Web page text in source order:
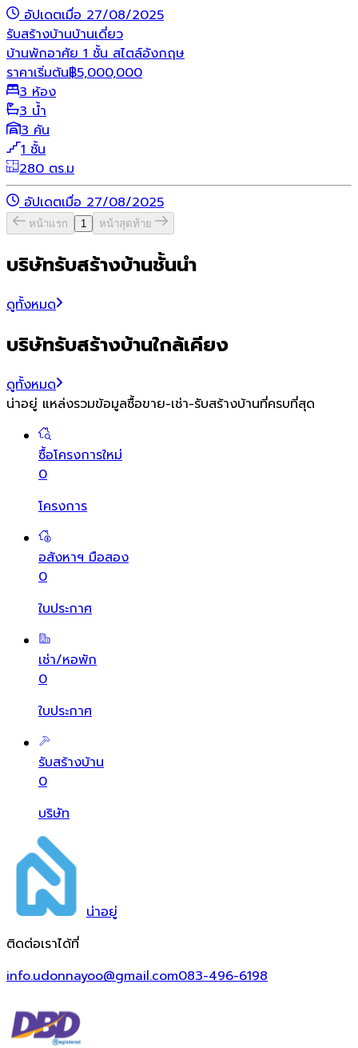
อัปเดตเมื่อ 27/08/2025
รับสร้างบ้านบ้านเดี่ยว
บ้านพักอาศัย 1 ชั้น สไตล์อังกฤษ
ราคาเริ่มต้น฿5,000,000
3 ห้อง
3 น้ำ
3 คัน
1 ชั้น
280 ตร.ม
อัปเดตเมื่อ 27/08/2025
หน้าแรก 1 หน้าสุดท้าย
บริษัทรับสร้างบ้านชั้นนำ
ดูทั้งหมด
บริษัทรับสร้างบ้านใกล้เคียง
ดูทั้งหมด
น่าอยู่ แหล่งรวมข้อมูลซื้อขาย-เช่า-รับสร้างบ้านที่ครบที่สุด
ซื้อโครงการใหม่
0
โครงการ
อสังหาฯ มือสอง
0
ใบประกาศ
เช่า/หอพัก
0
ใบประกาศ
รับสร้างบ้าน
0
บริษัท
น่าอยู่
ติดต่อเราได้ที่
info.udonnayoo@gmail.com083-496-6198